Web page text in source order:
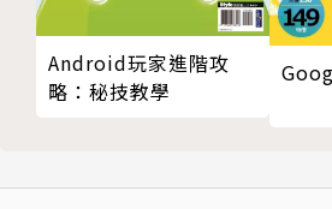
安排都是相同的，步驟如下： 1
求。 2 簡介可以採用的「設計模
實例來解釋GoF對於該模式的定
用該「設計模式」的強大之處，
Android玩家進階攻
略：秘技教學